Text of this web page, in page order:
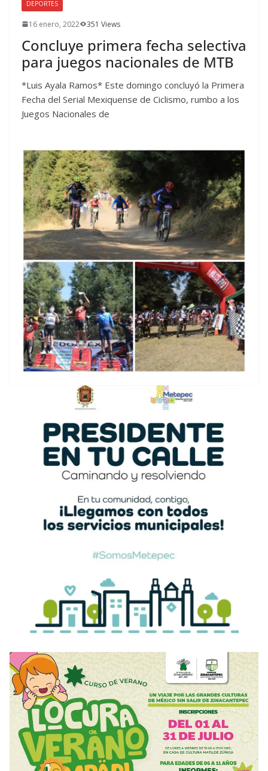
DEPORTES
16 enero, 2022 351 Views
Concluye primera fecha selectiva
para juegos nacionales de MTB
*Luis Ayala Ramos* Este domingo concluyó la Primera
Fecha del Serial Mexiquense de Ciclismo, rumbo a los
Juegos Nacionales de